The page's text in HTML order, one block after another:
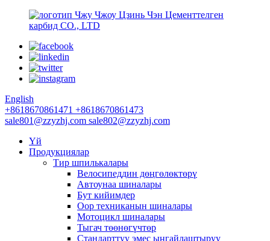
Чжу Чжоу Цзинь Чэн Цементтелген
карбид CO., LTD
English
+8618670861471 +8618670861473
sale801@zzyzhj.com sale802@zzyzhj.com
Үй
Продукциялар
Тир шпилькалары
Велосипеддин дөңгөлөктөрү
Автоунаа шиналары
Бут кийимдер
Оор техниканын шиналары
Мотоцикл шиналары
Тыгач төөнөгүчтөр
Стандарттуу эмес ыңгайлаштыруу